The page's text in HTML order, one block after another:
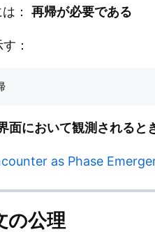
： 再帰が必要である
：
面において観測されると
as Phase
の公理